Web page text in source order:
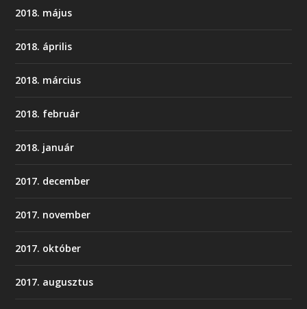
2018. május
2018. április
2018. március
2018. február
2018. január
2017. december
2017. november
2017. október
2017. augusztus